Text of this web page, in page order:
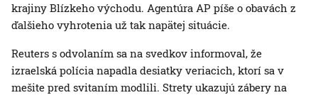
krajiny Blízkeho východu. Agentúra AP píše o obavách z
ďalšieho vyhrotenia už tak napätej situácie.
Reuters s odvolaním sa na svedkov informoval, že
izraelská polícia napadla desiatky veriacich, ktorí sa v
mešite pred svitaním modlili. Strety ukazujú zábery na